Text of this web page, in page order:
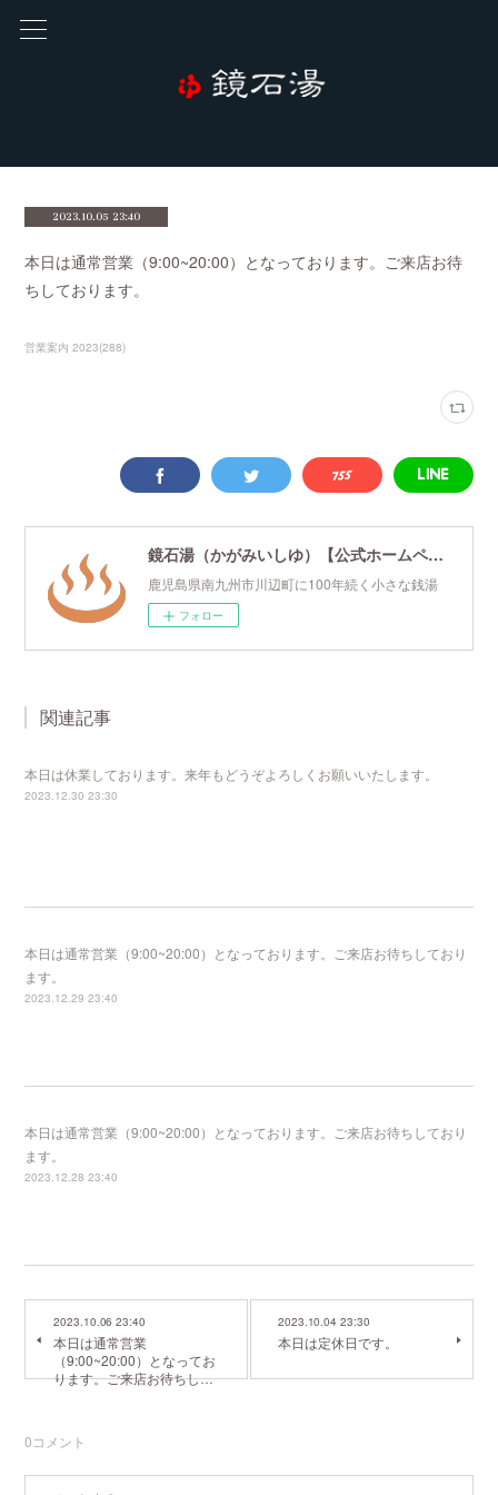
2023.10.05 23:40
本日は通常営業（9:00~20:00）となっております。ご来店お待
ちしております。
営業案内 2023(288)
鏡石湯（かがみいしゆ）【公式ホームページ】
鹿児島県南九州市川辺町に100年続く小さな銭湯
フォロー
関連記事
本日は休業しております。来年もどうぞよろしくお願いいたします。
2023.12.30 23:30
本日は通常営業（9:00~20:00）となっております。ご来店お待ちしており
ます。
2023.12.29 23:40
本日は通常営業（9:00~20:00）となっております。ご来店お待ちしており
ます。
2023.12.28 23:40
2023.10.06 23:40
本日は通常営業
（9:00~20:00）となってお
ります。ご来店お待ちし…
2023.10.04 23:30
本日は定休日です。
0コメント